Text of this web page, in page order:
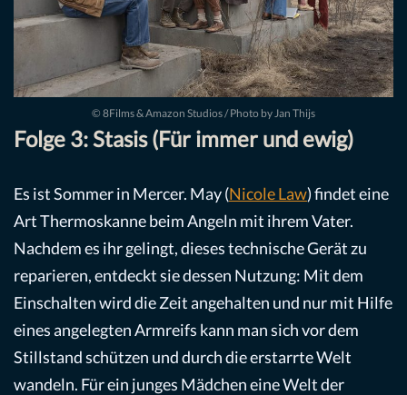
© 8Films & Amazon Studios / Photo by Jan Thijs
Folge 3: Stasis (Für immer und ewig)
Es ist Sommer in Mercer. May (Nicole Law) findet eine
Art Thermoskanne beim Angeln mit ihrem Vater.
Nachdem es ihr gelingt, dieses technische Gerät zu
reparieren, entdeckt sie dessen Nutzung: Mit dem
Einschalten wird die Zeit angehalten und nur mit Hilfe
eines angelegten Armreifs kann man sich vor dem
Stillstand schützen und durch die erstarrte Welt
wandeln. Für ein junges Mädchen eine Welt der